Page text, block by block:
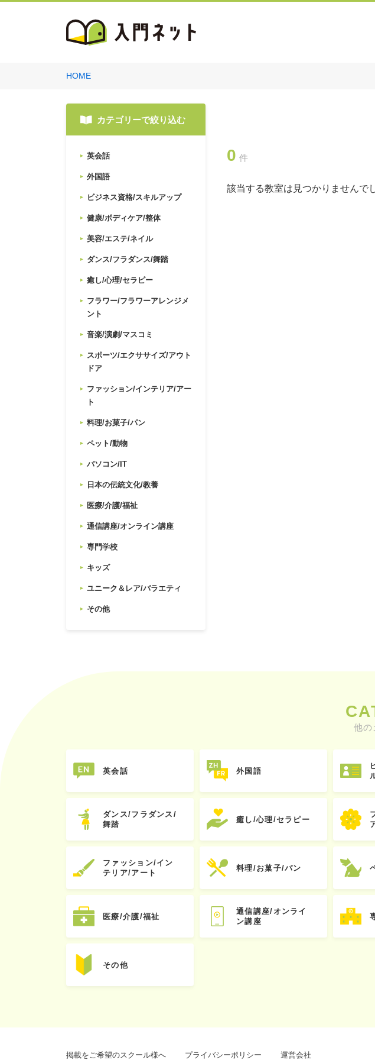
HOME
カテゴリーで絞り込む
英会話
外国語
ビジネス資格/スキルアップ
健康/ボディケア/整体
美容/エステ/ネイル
ダンス/フラダンス/舞踏
癒し/心理/セラピー
フラワー/フラワーアレンジメ
ント
音楽/演劇/マスコミ
スポーツ/エクササイズ/アウト
ドア
ファッション/インテリア/アー
ト
料理/お菓子/パン
ペット/動物
パソコン/IT
日本の伝統文化/教養
医療/介護/福祉
通信講座/オンライン講座
専門学校
キッズ
ユニーク＆レア/バラエティ
その他
0 件
該当する教室は見つかりませんで
他の
英会話 外国語
ダンス/フラダンス/
舞踏
癒し/心理/セラピー
ファッション/イン
テリア/アート
料理/お菓子/パン
医療/介護/福祉
通信講座/オンライ
ン講座
その他
掲載をご希望のスクール様へ プライバシーポリシー 運営会社